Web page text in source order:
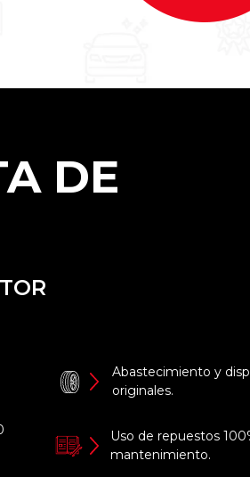
DE
Abastecimiento y
originales.
Uso de repuestos
mantenimiento.